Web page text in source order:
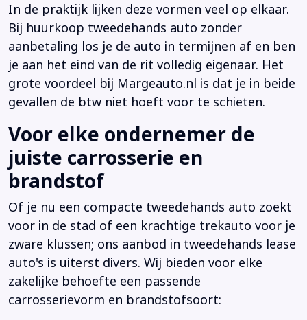
In de praktijk lijken deze vormen veel op elkaar.
Bij huurkoop tweedehands auto zonder
aanbetaling los je de auto in termijnen af en ben
je aan het eind van de rit volledig eigenaar. Het
grote voordeel bij Margeauto.nl is dat je in beide
gevallen de btw niet hoeft voor te schieten.
Voor elke ondernemer de
juiste carrosserie en
brandstof
Of je nu een compacte tweedehands auto zoekt
voor in de stad of een krachtige trekauto voor je
zware klussen; ons aanbod in tweedehands lease
auto's is uiterst divers. Wij bieden voor elke
zakelijke behoefte een passende
carrosserievorm en brandstofsoort: